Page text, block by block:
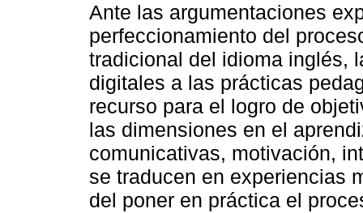
Ante las argumentaciones
perfeccionamiento del
tradicional del idioma inglés,
digitales a las prácticas
recurso para el logro de
las dimensiones en el
comunicativas, motivación,
se traducen en experiencias
del poner en práctica el